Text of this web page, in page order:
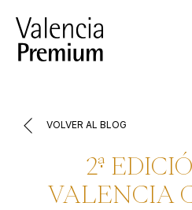
contenido
VOLVER AL BLOG
2ª
VALENCIA